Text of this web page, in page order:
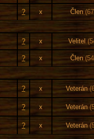
? x Člen
? x Velitel
? x Člen
? x Veterán
? x Veterán
? x Veterán